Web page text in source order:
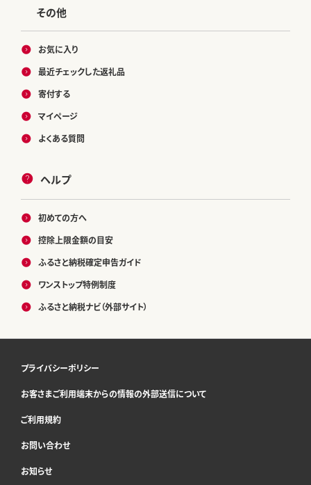
その他
お気に入り
最近チェックした返礼品
寄付する
マイページ
よくある質問
ヘルプ
初めての方へ
控除上限金額の目安
ふるさと納税確定申告ガイド
ワンストップ特例制度
ふるさと納税ナビ（外部サイト）
プライバシーポリシー
お客さまご利用端末からの情報の外部送信について
ご利用規約
お問い合わせ
お知らせ